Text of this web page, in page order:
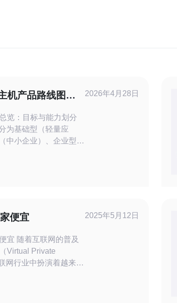
机产品路线图与
览：目标与能力划分
为基础型（轻量应
中小企业）、企业型
防护。 2. 选型细项：地域、网
2026年4月28日
便宜
的普及
Virtual Private
网行业中扮演着越来越
2025年5月12日